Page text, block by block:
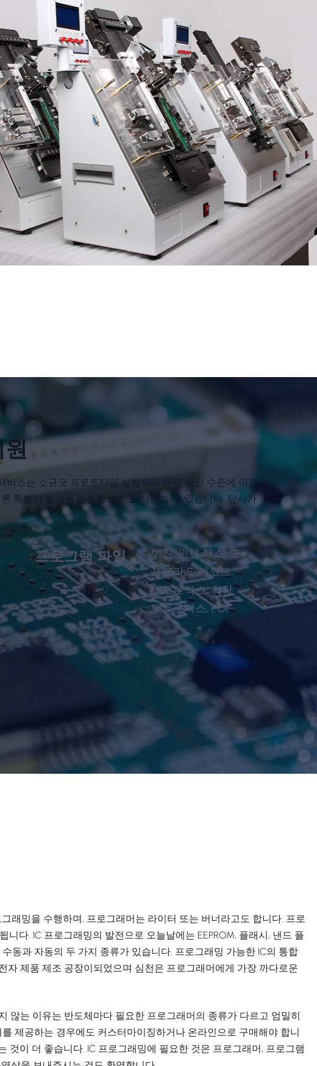
원
비스는 소규모 프로토타입 실행부터 대량 생산 수준에 이르
특별히 설계된 맞춤형 소켓도 제공할 수 있습니다. 당사가
프로그램 파일
이진, 인텔 헥스, 모
토로라 S-레코드,
텍트로닉스, 확장
텍트로닉스, POF
래밍을 수행하며, 프로그래머는 라이터 또는 버너라고도 합니다. 프로
다. IC 프로그래밍의 발전으로 오늘날에는 EEPROM, 플래시, 낸드 플
동과 자동의 두 가지 종류가 있습니다. 프로그래밍 가능한 IC의 통합
자 제품 제조 공장이되었으며 심천은 프로그래머에게 가장 까다로운
않는 이유는 반도체마다 필요한 프로그래머의 종류가 다르고 엄밀히
제공하는 경우에도 커스터마이징하거나 온라인으로 구매해야 합니
것이 더 좋습니다. IC 프로그래밍에 필요한 것은 프로그래머, 프로그램